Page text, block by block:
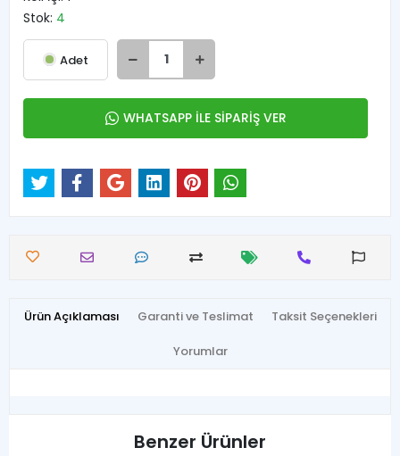
Stok: 4
Adet
WHATSAPP İLE SİPARİŞ VER
Ürün Açıklaması Garanti ve Teslimat Taksit Seçenekleri
Yorumlar
Benzer Ürünler